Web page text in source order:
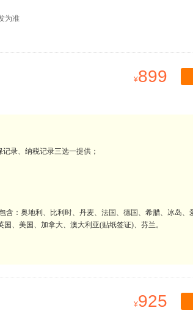
为准
899
录、纳税记录三选一提供；
含：奥地利、比利时、丹麦、法国、德国、希腊、冰岛、
、美国、加拿大、澳大利亚(贴纸签证)、芬兰。
925